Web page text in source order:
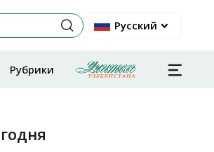
Русский
Рубрики